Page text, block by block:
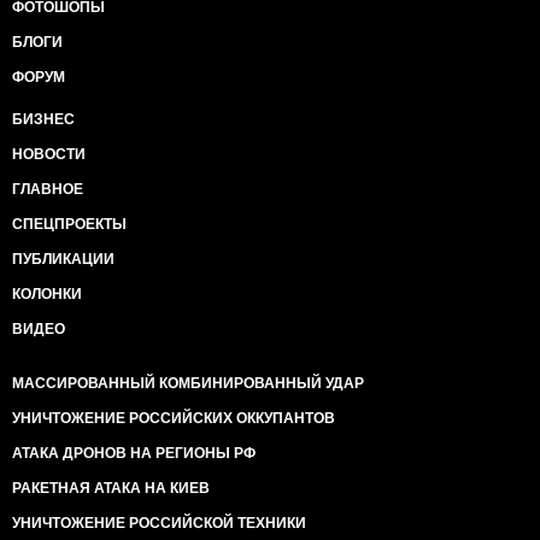
ФОТОШОПЫ
БЛОГИ
ФОРУМ
БИЗНЕС
НОВОСТИ
ГЛАВНОЕ
СПЕЦПРОЕКТЫ
ПУБЛИКАЦИИ
КОЛОНКИ
ВИДЕО
МАССИРОВАННЫЙ КОМБИНИРОВАННЫЙ УДАР
УНИЧТОЖЕНИЕ РОССИЙСКИХ ОККУПАНТОВ
АТАКА ДРОНОВ НА РЕГИОНЫ РФ
РАКЕТНАЯ АТАКА НА КИЕВ
УНИЧТОЖЕНИЕ РОССИЙСКОЙ ТЕХНИКИ